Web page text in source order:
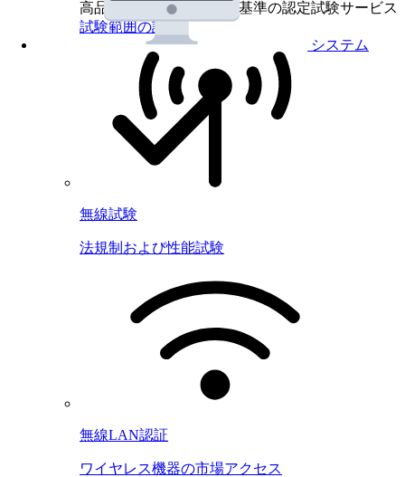
システム
高品質規格に基づく国際基準の認定試験サービス
試験範囲の詳細
無線試験
法規制および性能試験
無線LAN認証
ワイヤレス機器の市場アクセス